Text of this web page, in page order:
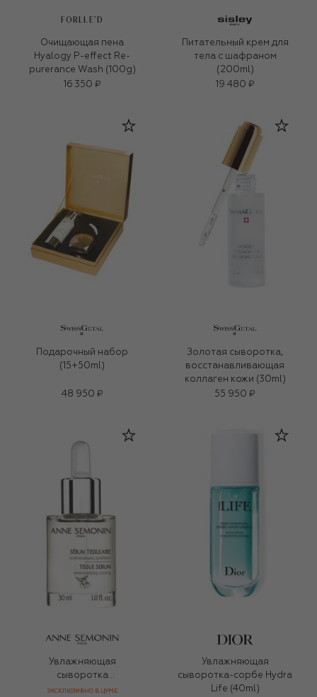
FORLLE'D
Очищающая пена
Hyalogy P-effect Re-
purerance Wash (100g)
16 350 ₽
Питательный крем для
тела с шафраном
(200ml)
19 480 ₽
Подарочный набор
(15+50ml)
48 950 ₽
Золотая сыворотка,
восстанавливающая
коллаген кожи (30ml)
55 950 ₽
Увлажняющая
сыворотка
повышающая упругость
ЭКСКЛЮЗИВНО В ЦУМЕ
Увлажняющая
сыворотка-сорбе Hydra
Life (40ml)